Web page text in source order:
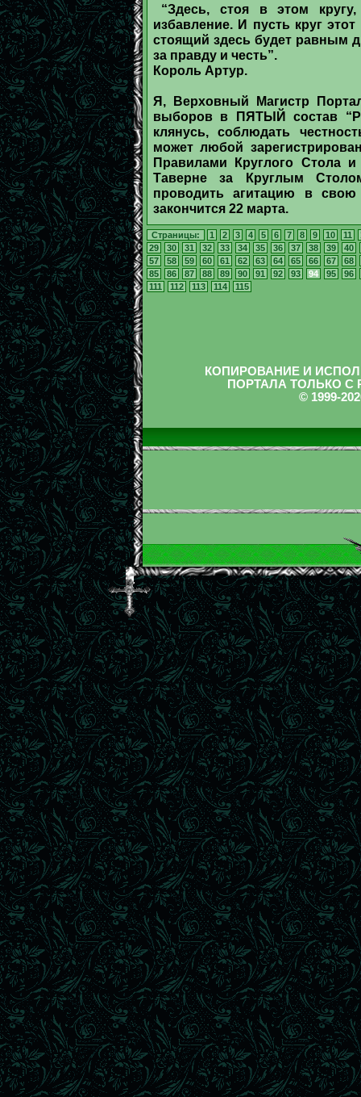
“Здесь, стоя в этом
избавление. И пусть круг
стоящий здесь будет равным
за правду и честь”.
Король Артур.
Я, Верховный Магистр
выборов в ПЯТЫЙ состав
клянусь, соблюдать
может любой
Правилами Круглого Стола
Таверне за Круглым
проводить агитацию в
закончится 22 марта.
Страницы: 1 2 3 4 5 6 7 8 9 10 11
29
30 31 32 33 34 35 36 37 38 39
40
57
58 59 60 61 62 63 64 65 66 67
68
85
86 87 88 89 90 91 92 93 94 95
96
111
112 113 114 115
КОПИРОВАНИЕ И
ПОРТАЛА ТОЛЬКО
© 1999-